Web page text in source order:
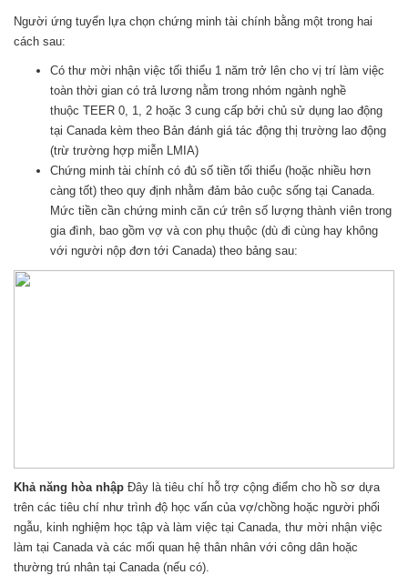
Người ứng tuyển lựa chọn chứng minh tài chính bằng một trong hai
cách sau:
Có thư mời nhận việc tối thiểu 1 năm trở lên cho vị trí làm việc
toàn thời gian có trả lương nằm trong nhóm ngành nghề
thuộc TEER 0, 1, 2 hoặc 3 cung cấp bởi chủ sử dụng lao động
tại Canada kèm theo Bản đánh giá tác động thị trường lao động
(trừ trường hợp miễn LMIA)
Chứng minh tài chính có đủ số tiền tối thiểu (hoặc nhiều hơn
càng tốt) theo quy định nhằm đảm bảo cuộc sống tại Canada.
Mức tiền cần chứng minh căn cứ trên số lượng thành viên trong
gia đình, bao gồm vợ và con phụ thuộc (dù đi cùng hay không
với người nộp đơn tới Canada) theo bảng sau:
Khả năng hòa nhập Đây là tiêu chí hỗ trợ cộng điểm cho hồ sơ dựa
trên các tiêu chí như trình độ học vấn của vợ/chồng hoặc người phối
ngẫu, kinh nghiệm học tập và làm việc tại Canada, thư mời nhận việc
làm tại Canada và các mối quan hệ thân nhân với công dân hoặc
thường trú nhân tại Canada (nếu có).